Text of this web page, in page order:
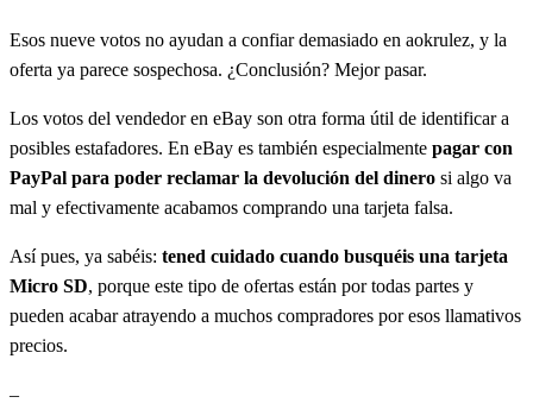
Esos nueve votos no ayudan a confiar demasiado en aokrulez, y la
oferta ya parece sospechosa. ¿Conclusión? Mejor pasar.
Los votos del vendedor en eBay son otra forma útil de identificar a
posibles estafadores. En eBay es también especialmente pagar con
PayPal para poder reclamar la devolución del dinero si algo va
mal y efectivamente acabamos comprando una tarjeta falsa.
Así pues, ya sabéis: tened cuidado cuando busquéis una tarjeta
Micro SD, porque este tipo de ofertas están por todas partes y
pueden acabar atrayendo a muchos compradores por esos llamativos
precios.
–